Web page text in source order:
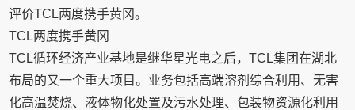
评价TCL两度携手黄冈。
TCL两度携手黄冈
TCL循环经济产业基地是继华星光电之后，TCL集团在湖北
布局的又一个重大项目。业务包括高端溶剂综合利用、无害
化高温焚烧、液体物化处置及污水处理、包装物资源化利用